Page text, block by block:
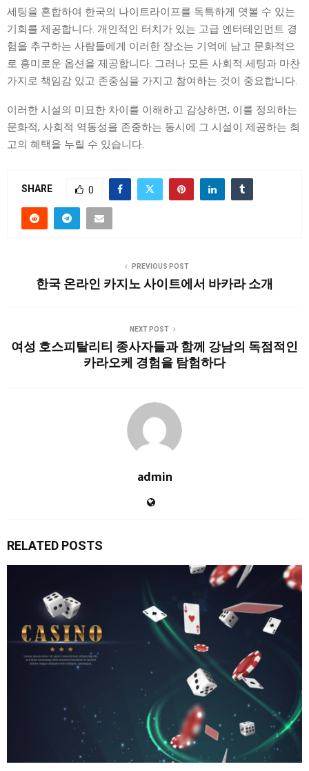
세팅을 혼합하여 한국의 나이트라이프를 독특하게 엿볼 수 있는
기회를 제공합니다. 개인적인 터치가 있는 고급 엔터테인먼트 경
험을 추구하는 사람들에게 이러한 장소는 기억에 남고 문화적으
로 흥미로운 옵션을 제공합니다. 그러나 모든 사회적 세팅과 마찬
가지로 책임감 있고 존중심을 가지고 참여하는 것이 중요합니다.
이러한 시설의 미묘한 차이를 이해하고 감상하면, 이를 정의하는
문화적, 사회적 역동성을 존중하는 동시에 그 시설이 제공하는 최
고의 혜택을 누릴 수 있습니다.
SHARE 0
PREVIOUS POST
한국 온라인 카지노 사이트에서 바카라 소개
NEXT POST
여성 호스피탈리티 종사자들과 함께 강남의 독점적인
카라오케 경험을 탐험하다
admin
RELATED POSTS